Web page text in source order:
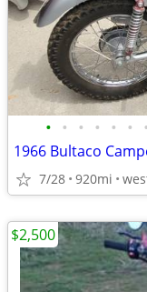
• • • • • • •
1966 Bultaco
7/28 920mi
$2,500